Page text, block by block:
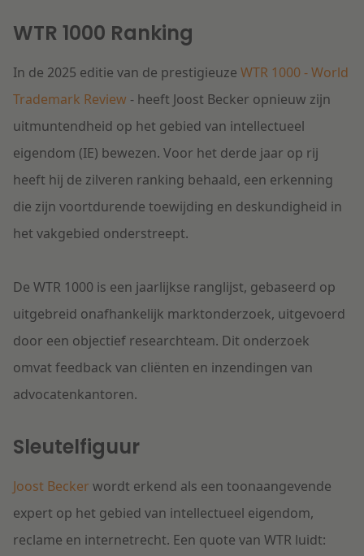
Litigation
Onderwijs
WTR 1000 Ranking
In de 2025 editie van de prestigieuze WTR 1000 - World
Trademark Review - heeft Joost Becker opnieuw zijn
uitmuntendheid op het gebied van intellectueel
eigendom (IE) bewezen. Voor het derde jaar op rij
heeft hij de zilveren ranking behaald, een erkenning
die zijn voortdurende toewijding en deskundigheid in
het vakgebied onderstreept.
De WTR 1000 is een jaarlijkse ranglijst, gebaseerd op
uitgebreid onafhankelijk marktonderzoek, uitgevoerd
door een objectief researchteam. Dit onderzoek
omvat feedback van cliënten en inzendingen van
advocatenkantoren.
Sleutelfiguur
Joost Becker wordt erkend als een toonaangevende
expert op het gebied van intellectueel eigendom,
reclame en internetrecht. Een quote van WTR luidt: